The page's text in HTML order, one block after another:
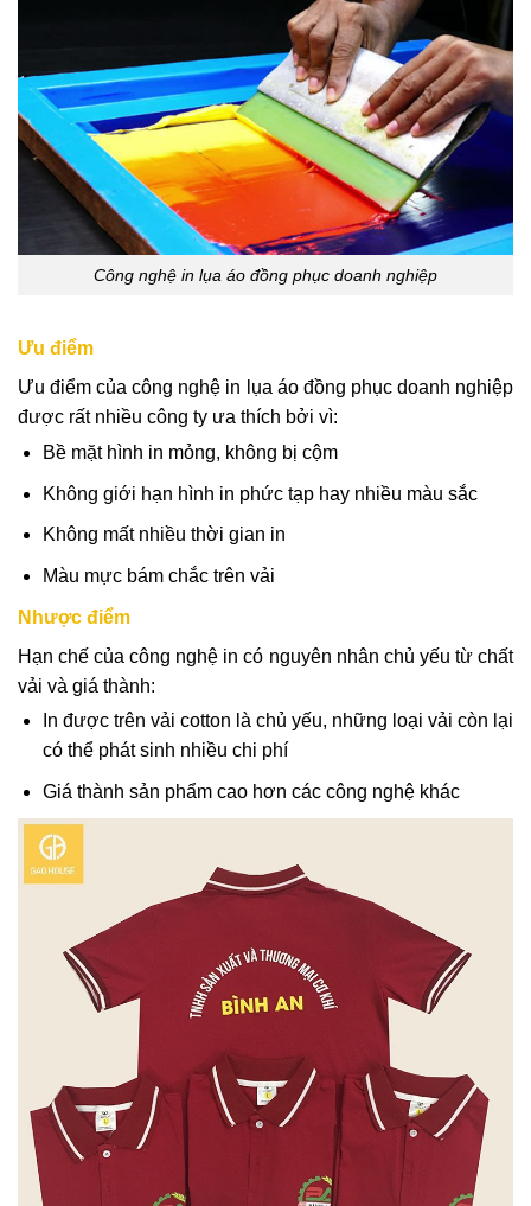
Công nghệ in lụa áo đồng phục doanh nghiệp
Ưu điểm
Ưu điểm của công nghệ in lụa áo đồng phục doanh nghiệp
được rất nhiều công ty ưa thích bởi vì:
Bề mặt hình in mỏng, không bị cộm
Không giới hạn hình in phức tạp hay nhiều màu sắc
Không mất nhiều thời gian in
Màu mực bám chắc trên vải
Nhược điểm
Hạn chế của công nghệ in có nguyên nhân chủ yếu từ chất
vải và giá thành:
In được trên vải cotton là chủ yếu, những loại vải còn lại
có thể phát sinh nhiều chi phí
Giá thành sản phẩm cao hơn các công nghệ khác